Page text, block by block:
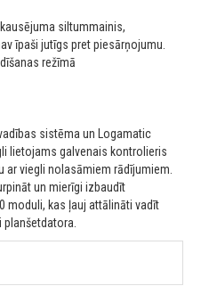
siltummainis,
īpaši jutīgs pret piesārņojumu.
režīmā
sistēma un Logamatic
lietojams galvenais kontrolieris
ar viegli nolasāmiem rādījumiem.
un mierīgi izbaudīt
moduli, kas ļauj attālināti vadīt